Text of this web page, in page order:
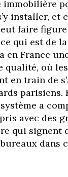
immobilière
installer, et
faire figure
qui est de
en France
qualité, où
en train de
parisiens.
a
avec des
qui signent
dans